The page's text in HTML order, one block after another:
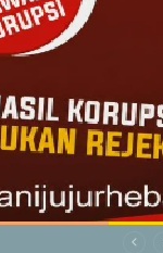
Mahal